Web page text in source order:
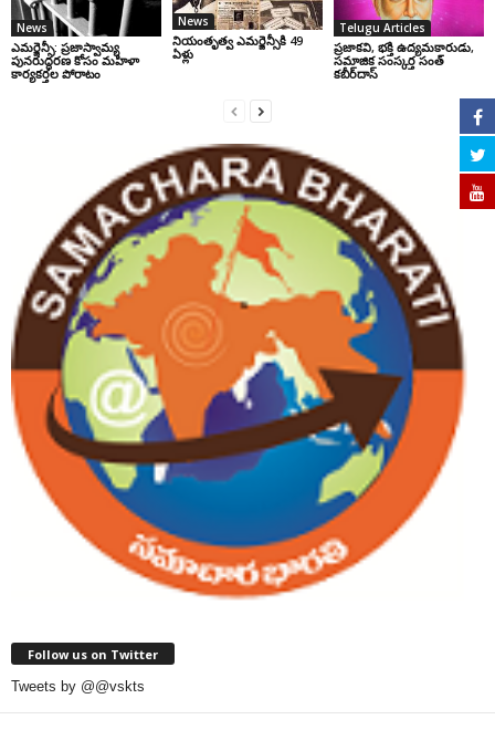
News
ఎమర్జెన్సీ: ప్రజాస్వామ్య
పునరుద్ధరణ కోసం మహిళా
కార్యకర్తల పోరాటం
News
నియంతృత్వ ఎమర్జెన్సీకి 49
ఏళ్లు
Telugu Articles
ప్రజాకవి, భక్తి ఉద్యమకారుడు,
సమాజిక సంస్కర్త సంత్‌
కబీర్‌దాస్‌
Follow us on Twitter
Tweets by @@vskts